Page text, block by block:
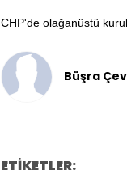
CHP'de olağanüstü
Büşra
ETİKETLER: